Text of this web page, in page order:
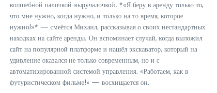
волшебной палочкой-выручалочкой. *«Я беру в аренду только то,
что мне нужно, когда нужно, и только на то время, которое
нужно!»* — смеётся Михаил, рассказывая о своих нестандартных
находках на сайте аренды. Он вспоминает случай, когда выложил
сайт на популярной платформе и нашёл экскаватор, который на
удивление оказался не только современным, но и с
автоматизированной системой управления. «Работаем, как в
футуристическом фильме!» — восхищается он.